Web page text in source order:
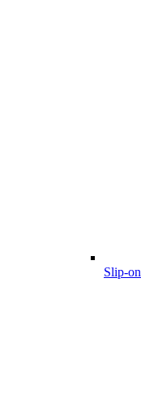
Slip-on